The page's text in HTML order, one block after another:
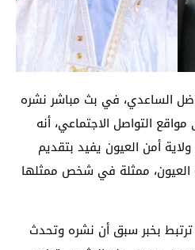
الساعدي، في بث مباشر نشره
التواصل الاجتماعي، أنه
أمن العيون يفيد بتقديم
ممثلة في شخص ممثلها
بخبر سبق أن نشره وتحدث